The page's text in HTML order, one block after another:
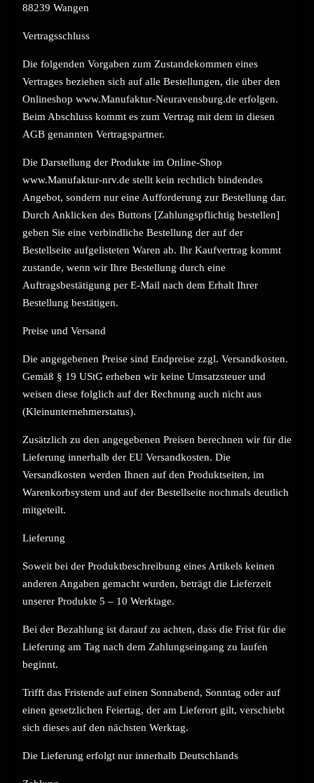
88239 Wangen
Vertragsschluss
Die folgenden Vorgaben zum Zustandekommen eines
Vertrages beziehen sich auf alle Bestellungen, die über den
Onlineshop www.Manufaktur-Neuravensburg.de erfolgen.
Beim Abschluss kommt es zum Vertrag mit dem in diesen
AGB genannten Vertragspartner.
Die Darstellung der Produkte im Online-Shop
www.Manufaktur-nrv.de stellt kein rechtlich bindendes
Angebot, sondern nur eine Aufforderung zur Bestellung dar.
Durch Anklicken des Buttons [Zahlungspflichtig bestellen]
geben Sie eine verbindliche Bestellung der auf der
Bestellseite aufgelisteten Waren ab. Ihr Kaufvertrag kommt
zustande, wenn wir Ihre Bestellung durch eine
Auftragsbestätigung per E-Mail nach dem Erhalt Ihrer
Bestellung bestätigen.
Preise und Versand
Die angegebenen Preise sind Endpreise zzgl. Versandkosten.
Gemäß § 19 UStG erheben wir keine Umsatzsteuer und
weisen diese folglich auf der Rechnung auch nicht aus
(Kleinunternehmerstatus).
Zusätzlich zu den angegebenen Preisen berechnen wir für die
Lieferung innerhalb der EU Versandkosten. Die
Versandkosten werden Ihnen auf den Produktseiten, im
Warenkorbsystem und auf der Bestellseite nochmals deutlich
mitgeteilt.
Lieferung
Soweit bei der Produktbeschreibung eines Artikels keinen
anderen Angaben gemacht wurden, beträgt die Lieferzeit
unserer Produkte 5 – 10 Werktage.
Bei der Bezahlung ist darauf zu achten, dass die Frist für die
Lieferung am Tag nach dem Zahlungseingang zu laufen
beginnt.
Trifft das Fristende auf einen Sonnabend, Sonntag oder auf
einen gesetzlichen Feiertag, der am Lieferort gilt, verschiebt
sich dieses auf den nächsten Werktag.
Die Lieferung erfolgt nur innerhalb Deutschlands